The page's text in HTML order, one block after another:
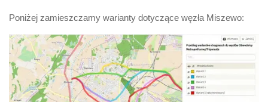
Poniżej zamieszczamy warianty dotyczące węzła Miszewo: